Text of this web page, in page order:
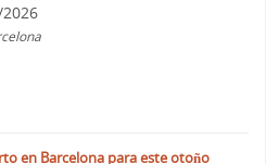
en Barcelona para este otoño